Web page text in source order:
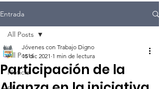
Entrada
All Posts
Noticia
All Posts
Participación de la
Jóvenes con Trabajo Digno
15 dic 2021 1 min de lectura